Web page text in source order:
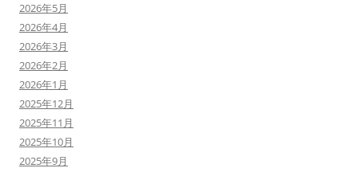
2026年5月
2026年4月
2026年3月
2026年2月
2026年1月
2025年12月
2025年11月
2025年10月
2025年9月